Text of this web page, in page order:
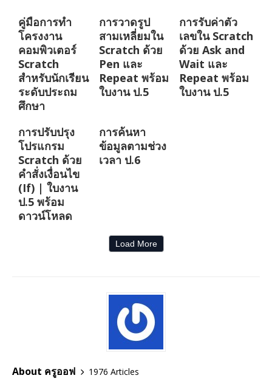
คู่มือการทำ
โครงงาน
คอมพิวเตอร์
Scratch
สำหรับนักเรียน
ระดับประถม
ศึกษา
การวาดรูป
สามเหลี่ยมใน
Scratch ด้วย
Pen และ
Repeat พร้อม
ใบงาน ป.5
การรับค่าตัว
เลขใน Scratch
ด้วย Ask and
Wait และ
Repeat พร้อม
ใบงาน ป.5
การปรับปรุง
โปรแกรม
Scratch ด้วย
คำสั่งเงื่อนไข
(If) | ใบงาน
ป.5 พร้อม
ดาวน์โหลด
การค้นหา
ข้อมูลตามช่วง
เวลา ป.6
Load More
About ครูออฟ
1976 Articles